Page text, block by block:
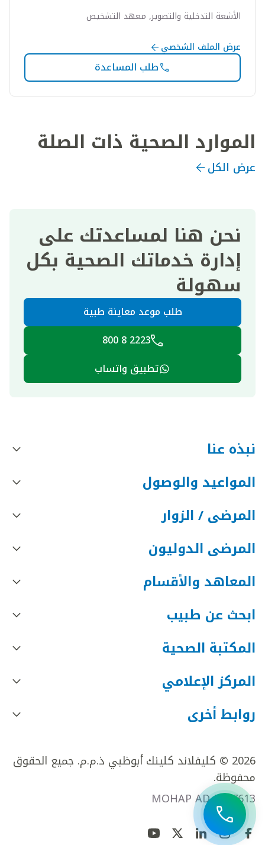
الأشعة التدخلية والتصوير, معهد التشخيص
عرض الملف الشخصي
طلب المساعدة
الموارد الصحية ذات الصلة
عرض الكل
نحن هنا لمساعدتك على
إدارة خدماتك الصحية بكل
سهولة
طلب موعد معاينة طبية
2223 8 800
تطبيق واتساب
نبذه عنا
المواعيد والوصول
المرضى / الزوار
المرضى الدوليون
المعاهد والأقسام
ابحث عن طبيب
المكتبة الصحية
المركز الإعلامي
روابط أخرى
2026 © كليفلاند كلينك أبوظبي ذ.م.م. جميع الحقوق
محفوظة.
MOHAP AD FR27613